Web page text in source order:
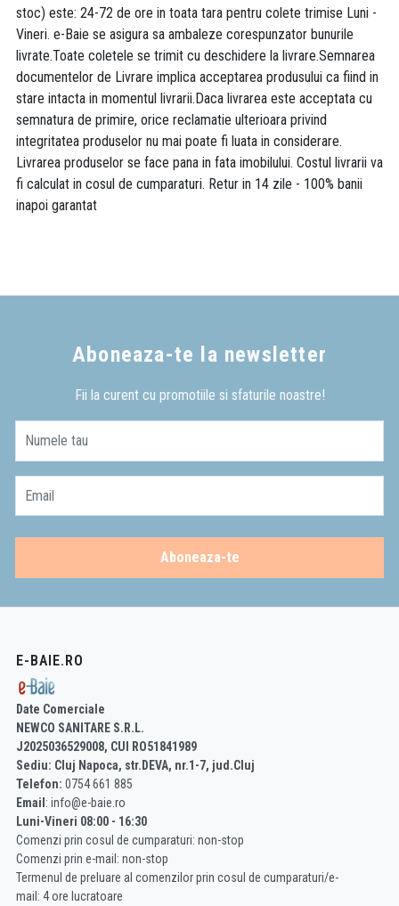
stoc) este: 24-72 de ore in toata tara pentru colete trimise Luni -
Vineri. e-Baie se asigura sa ambaleze corespunzator bunurile
livrate.Toate coletele se trimit cu deschidere la livrare.Semnarea
documentelor de Livrare implica acceptarea produsului ca fiind in
stare intacta in momentul livrarii.Daca livrarea este acceptata cu
semnatura de primire, orice reclamatie ulterioara privind
integritatea produselor nu mai poate fi luata in considerare.
Livrarea produselor se face pana in fata imobilului. Costul livrarii va
fi calculat in cosul de cumparaturi. Retur in 14 zile - 100% banii
inapoi garantat
Aboneaza-te la newsletter
Fii la curent cu promotiile si sfaturile noastre!
Numele tau
Email
Aboneaza-te
E-BAIE.RO
Date Comerciale
NEWCO SANITARE S.R.L.
J2025036529008, CUI RO51841989
Sediu: Cluj Napoca, str.DEVA, nr.1-7, jud.Cluj
Telefon: 0754 661 885
Email : info@e-baie.ro
Luni-Vineri 08:00 - 16:30
Comenzi prin cosul de cumparaturi: non-stop
Comenzi prin e-mail: non-stop
Termenul de preluare al comenzilor prin cosul de cumparaturi/e-
mail: 4 ore lucratoare